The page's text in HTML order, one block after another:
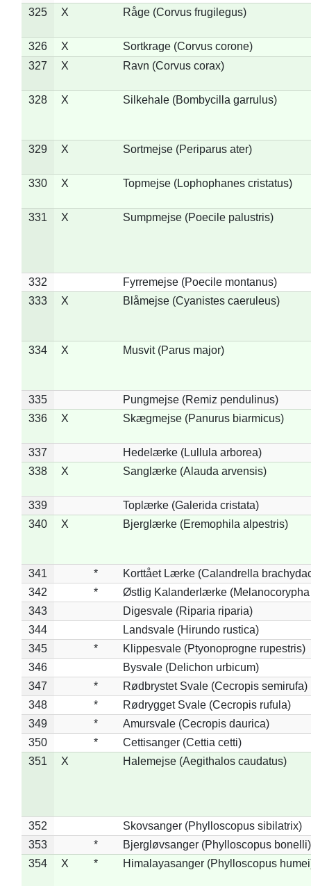
325
X Råge (Corvus frugilegus)
326 X
Sortkrage (Corvus corone)
327
X Ravn (Corvus corax)
328 X Silkehale (Bombycilla garrulus)
329 X Sortmejse (Periparus ater)
330 X Topmejse (Lophophanes cristatus)
331 X Sumpmejse (Poecile palustris)
332
Fyrremejse (Poecile montanus)
333
X Blåmejse (Cyanistes caeruleus)
334 X Musvit (Parus major)
335
Pungmejse (Remiz pendulinus)
336
X Skægmejse (Panurus biarmicus)
337
Hedelærke (Lullula arborea)
338
X Sanglærke (Alauda arvensis)
339
Toplærke (Galerida cristata)
340
X Bjerglærke (Eremophila alpestris)
341 *
Korttået Lærke (Calandrella
342
*
Østlig Kalanderlærke (Melanocorypha
343
Digesvale (Riparia riparia)
344
Landsvale (Hirundo rustica)
345
*
Klippesvale (Ptyonoprogne rupestris)
346
Bysvale (Delichon urbicum)
347
*
Rødbrystet Svale (Cecropis semirufa)
348
*
Rødrygget Svale (Cecropis rufula)
349
*
Amursvale (Cecropis daurica)
350
*
Cettisanger (Cettia cetti)
351
X Halemejse (Aegithalos caudatus)
352
Skovsanger (Phylloscopus sibilatrix)
353
*
Bjergløvsanger (Phylloscopus bonelli)
354
X * Himalayasanger (Phylloscopus